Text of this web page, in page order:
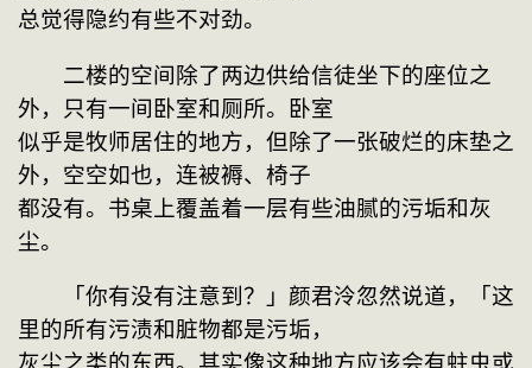
总觉得隐约有些不对劲。
二楼的空间除了两边供给信徒坐下的座位之
外，只有一间卧室和厕所。卧室
似乎是牧师居住的地方，但除了一张破烂的床垫之
外，空空如也，连被褥、椅子
都没有。书桌上覆盖着一层有些油腻的污垢和灰
尘。
「你有没有注意到？」颜君泠忽然说道，「这
里的所有污渍和脏物都是污垢，
灰尘之类的东西。其实像这种地方应该会有蛀虫或